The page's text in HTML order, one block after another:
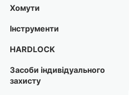
Хомути
Інструменти
HARDLOCK
Засоби індивідуального
захисту